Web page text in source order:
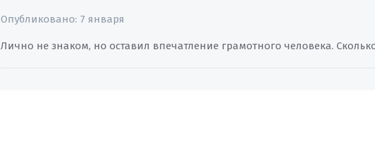
Опубликовано: 7 января
Лично не знаком, но оставил впечатление грамотного человека.